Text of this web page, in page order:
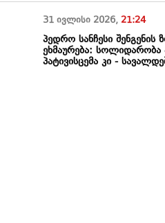
31 ივლისი 2026, 21:24
პედრო სანჩესი შენგენის
ეხმაურება:
პატივისცემა კი -